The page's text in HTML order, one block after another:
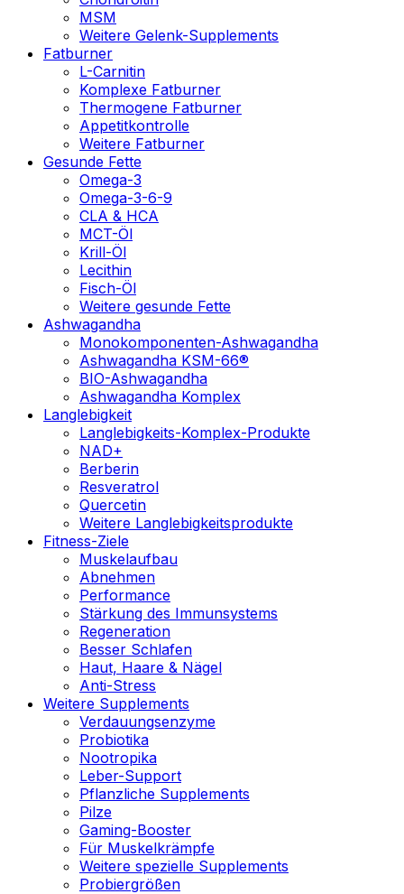
MSM
Weitere Gelenk-Supplements
Fatburner
L-Carnitin
Komplexe Fatburner
Thermogene Fatburner
Appetitkontrolle
Weitere Fatburner
Gesunde Fette
Omega-3
Omega-3-6-9
CLA & HCA
MCT-Öl
Krill-Öl
Lecithin
Fisch-Öl
Weitere gesunde Fette
Ashwagandha
Monokomponenten-Ashwagandha
Ashwagandha KSM-66®
BIO-Ashwagandha
Ashwagandha Komplex
Langlebigkeit
Langlebigkeits-Komplex-Produkte
NAD+
Berberin
Resveratrol
Quercetin
Weitere Langlebigkeitsprodukte
Fitness-Ziele
Muskelaufbau
Abnehmen
Performance
Stärkung des Immunsystems
Regeneration
Besser Schlafen
Haut, Haare & Nägel
Anti-Stress
Weitere Supplements
Verdauungsenzyme
Probiotika
Nootropika
Leber-Support
Pflanzliche Supplements
Pilze
Gaming-Booster
Für Muskelkrämpfe
Weitere spezielle Supplements
Probiergrößen